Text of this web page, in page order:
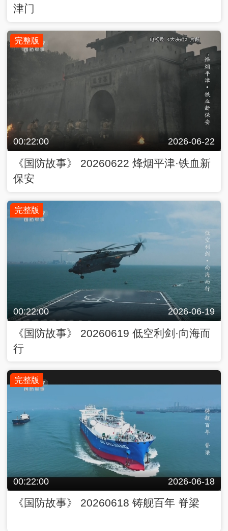
津门
完整版
00:22:00 2026-06-22
《国防故事》 20260622 烽烟平津·铁血新
保安
完整版
00:22:00 2026-06-19
《国防故事》 20260619 低空利剑·向海而
行
完整版
00:22:00 2026-06-18
《国防故事》 20260618 铸舰百年 脊梁